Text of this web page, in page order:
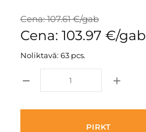
Cena: 107.61 €/gab
Cena: 103.97 €/gab
Noliktavā: 63 pcs.
PIRKT